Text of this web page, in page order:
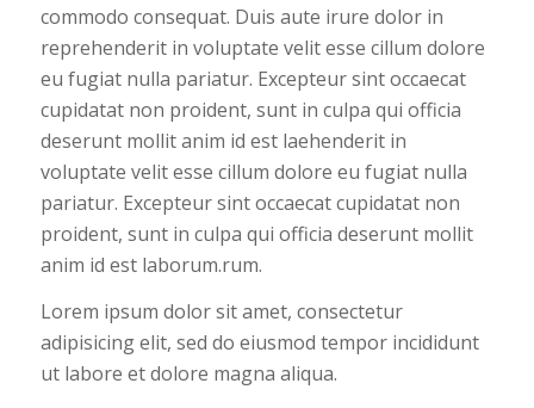
commodo consequat. Duis aute irure dolor in
reprehenderit in voluptate velit esse cillum dolore
eu fugiat nulla pariatur. Excepteur sint occaecat
cupidatat non proident, sunt in culpa qui officia
deserunt mollit anim id est laehenderit in
voluptate velit esse cillum dolore eu fugiat nulla
pariatur. Excepteur sint occaecat cupidatat non
proident, sunt in culpa qui officia deserunt mollit
anim id est laborum.rum.
Lorem ipsum dolor sit amet, consectetur
adipisicing elit, sed do eiusmod tempor incididunt
ut labore et dolore magna aliqua.